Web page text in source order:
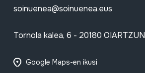
soinuenea@soinuenea.eus
Tornola kalea, 6 - 20180 OIARTZUN
Google Maps-en ikusi